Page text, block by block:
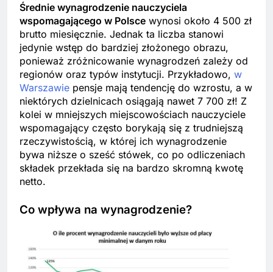
Średnie wynagrodzenie nauczyciela
wspomagającego w Polsce wynosi około 4 500 zł
brutto miesięcznie. Jednak ta liczba stanowi
jedynie wstęp do bardziej złożonego obrazu,
ponieważ zróżnicowanie wynagrodzeń zależy od
regionów oraz typów instytucji. Przykładowo, w
Warszawie pensje mają tendencję do wzrostu, a w
niektórych dzielnicach osiągają nawet 7 700 zł! Z
kolei w mniejszych miejscowościach nauczyciele
wspomagający często borykają się z trudniejszą
rzeczywistością, w której ich wynagrodzenie
bywa niższe o sześć stówek, co po odliczeniach
składek przekłada się na bardzo skromną kwotę
netto.
Co wpływa na wynagrodzenie?